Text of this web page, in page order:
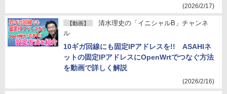
(2026/2/17)
【動画】
清水理史の「イニシャルB」チャンネ
ル
10ギガ回線にも固定IPアドレスを!! ASAHIネ
ットの固定IPアドレスにOpenWrtでつなぐ方法
を動画で詳しく解説
(2026/2/16)